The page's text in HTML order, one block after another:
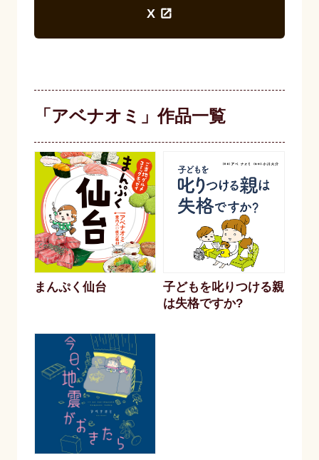
X
「アベナオミ」作品一覧
まんぷく仙台
子どもを叱りつける親
は失格ですか?